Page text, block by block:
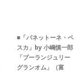
■「パネットーネ・ペ
スカ」by 小嶋慎一郎
「ブーランジュリー
グランオム」（富